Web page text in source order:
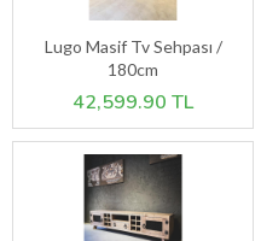
Lugo Masif Tv Sehpası /
180cm
42,599.90 TL